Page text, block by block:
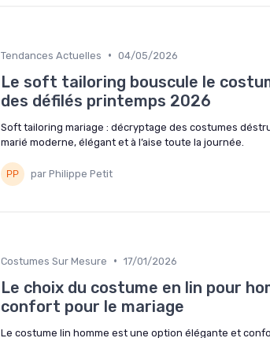
Tendances Actuelles • 04/05/2026
Le soft tailoring bouscule le
des défilés printemps 2026
Soft tailoring mariage : décryptage des costumes
marié moderne, élégant et à l’aise toute la journée.
par Philippe Petit
Costumes Sur Mesure • 17/01/2026
Le choix du costume en lin pour
confort pour le mariage
Le costume lin homme est une option élégante et